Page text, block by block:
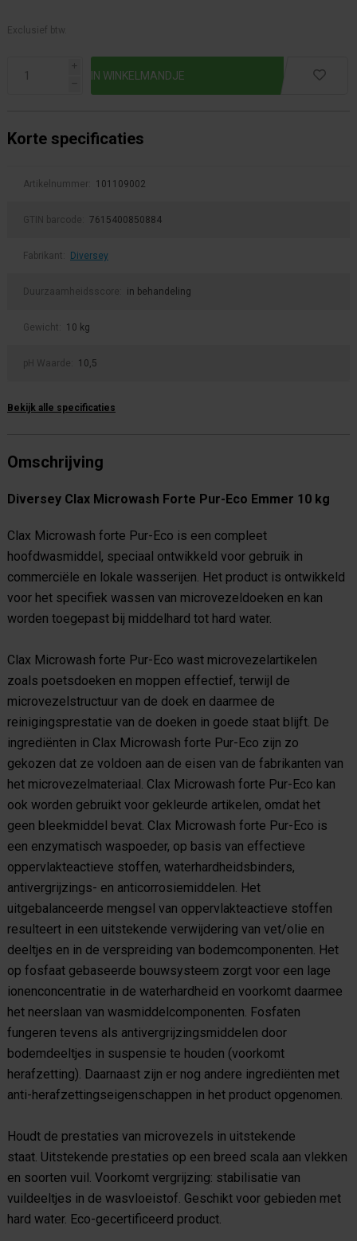
Exclusief btw.
i
h
Korte specificaties
Artikelnummer: 101109002
GTIN barcode: 7615400850884
Fabrikant: Diversey
Duurzaamheidsscore: in behandeling
Gewicht: 10 kg
pH Waarde: 10,5
Bekijk alle specificaties
Omschrijving
Diversey Clax Microwash Forte Pur-Eco Emmer 10 kg
Clax Microwash forte Pur-Eco is een compleet
hoofdwasmiddel, speciaal ontwikkeld voor gebruik in
commerciële en lokale wasserijen. Het product is ontwikkeld
voor het specifiek wassen van microvezeldoeken en kan
worden toegepast bij middelhard tot hard water.
Clax Microwash forte Pur-Eco wast microvezelartikelen
zoals poetsdoeken en moppen effectief, terwijl de
microvezelstructuur van de doek en daarmee de
reinigingsprestatie van de doeken in goede staat blijft. De
ingrediënten in Clax Microwash forte Pur-Eco zijn zo
gekozen dat ze voldoen aan de eisen van de fabrikanten van
het microvezelmateriaal. Clax Microwash forte Pur-Eco kan
ook worden gebruikt voor gekleurde artikelen, omdat het
geen bleekmiddel bevat. Clax Microwash forte Pur-Eco is
een enzymatisch waspoeder, op basis van effectieve
oppervlakteactieve stoffen, waterhardheidsbinders,
antivergrijzings- en anticorrosiemiddelen. Het
uitgebalanceerde mengsel van oppervlakteactieve stoffen
resulteert in een uitstekende verwijdering van vet/olie en
deeltjes en in de verspreiding van bodemcomponenten. Het
op fosfaat gebaseerde bouwsysteem zorgt voor een lage
ionenconcentratie in de waterhardheid en voorkomt daarmee
het neerslaan van wasmiddelcomponenten. Fosfaten
fungeren tevens als antivergrijzingsmiddelen door
bodemdeeltjes in suspensie te houden (voorkomt
herafzetting). Daarnaast zijn er nog andere ingrediënten met
anti-herafzettingseigenschappen in het product opgenomen.
Houdt de prestaties van microvezels in uitstekende
staat. Uitstekende prestaties op een breed scala aan vlekken
en soorten vuil. Voorkomt vergrijzing: stabilisatie van
vuildeeltjes in de wasvloeistof. Geschikt voor gebieden met
hard water. Eco-gecertificeerd product.